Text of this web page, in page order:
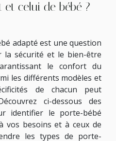
celui de bébé ?
adapté est une question
la sécurité et le bien-être
le confort du
les différents modèles et
de chacun peut
ci-dessous des
identifier le porte-bébé
vos besoins et à ceux de
les types de porte-